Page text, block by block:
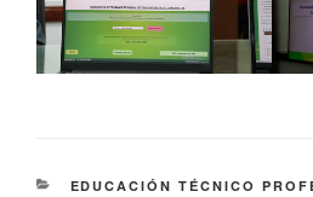
EDUCACIÓN TÉCNICO